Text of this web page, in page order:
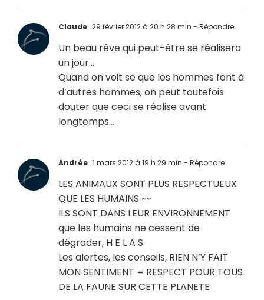
Claude 29 février 2012 à 20 h 28 min - Répondre
Un beau rêve qui peut-être se réalisera
un jour…
Quand on voit se que les hommes font à
d’autres hommes, on peut toutefois
douter que ceci se réalise avant
longtemps…
Andrée 1 mars 2012 à 19 h 29 min - Répondre
LES ANIMAUX SONT PLUS RESPECTUEUX
QUE LES HUMAINS ~~
ILS SONT DANS LEUR ENVIRONNEMENT
que les humains ne cessent de
dégrader, H E L A S
Les alertes, les conseils, RIEN N’Y FAIT
MON SENTIMENT = RESPECT POUR TOUS
DE LA FAUNE SUR CETTE PLANETE